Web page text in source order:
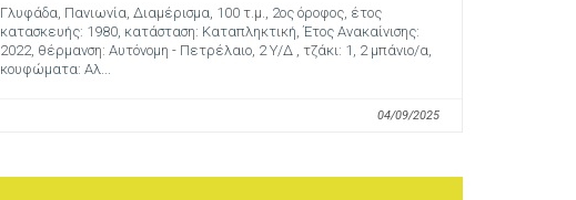
Γλυφάδα, Πανιωνία, Διαμέρισμα, 100 τ.μ., 2ος όροφος, έτος
κατασκευής: 1980, κατάσταση: Καταπληκτική, Έτος Ανακαίνισης:
2022, θέρμανση: Αυτόνομη - Πετρέλαιο, 2 Υ/Δ , τζάκι: 1, 2 μπάνιο/α,
κουφώματα: Αλ...
04/09/2025